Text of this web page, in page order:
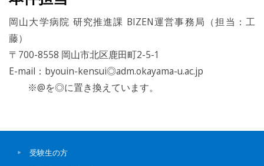
岡山大学病院 研究推進課 BIZEN運営事務局（担当：工
藤）
〒700-8558 岡山市北区鹿田町2-5-1
E-mail：byouin-kensui◎adm.okayama-u.ac.jp
※@を◎に置き換えています。
受験生の方